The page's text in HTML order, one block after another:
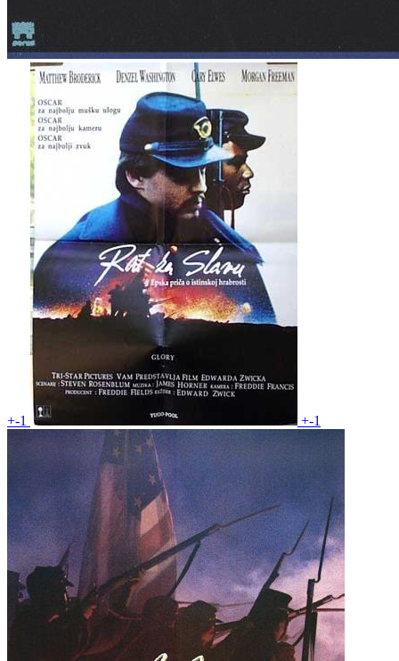
+-1 +-1